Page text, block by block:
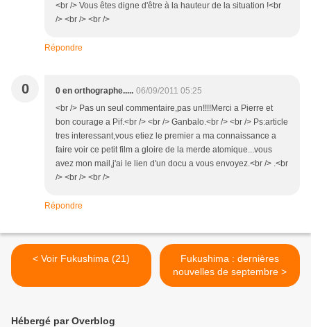
<br /> Vous êtes digne d'être à la hauteur de la situation !<br
/> <br /> <br />
Répondre
0 0 en orthographe..... 06/09/2011 05:25
<br /> Pas un seul commentaire,pas un!!!!Merci a Pierre et
bon courage a Pif.<br /> <br /> Ganbalo.<br /> <br /> Ps:article
tres interessant,vous etiez le premier a ma connaissance a
faire voir ce petit film a gloire de la merde atomique...vous
avez mon mail,j'ai le lien d'un docu a vous envoyez.<br /> .<br
/> <br /> <br />
Répondre
< Voir Fukushima (21)
Fukushima : dernières
nouvelles de septembre >
Hébergé par Overblog